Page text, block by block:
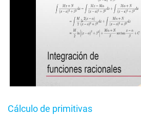
Cálculo de primitivas